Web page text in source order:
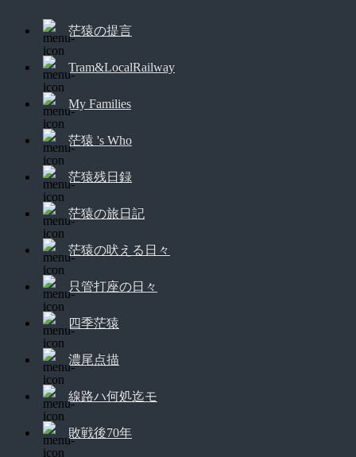
茫猿の提言
Tram&LocalRailway
My Families
茫猿 's Who
茫猿残日録
茫猿の旅日記
茫猿の吠える日々
只管打座の日々
四季茫猿
濃尾点描
線路ハ何処迄モ
敗戦後70年